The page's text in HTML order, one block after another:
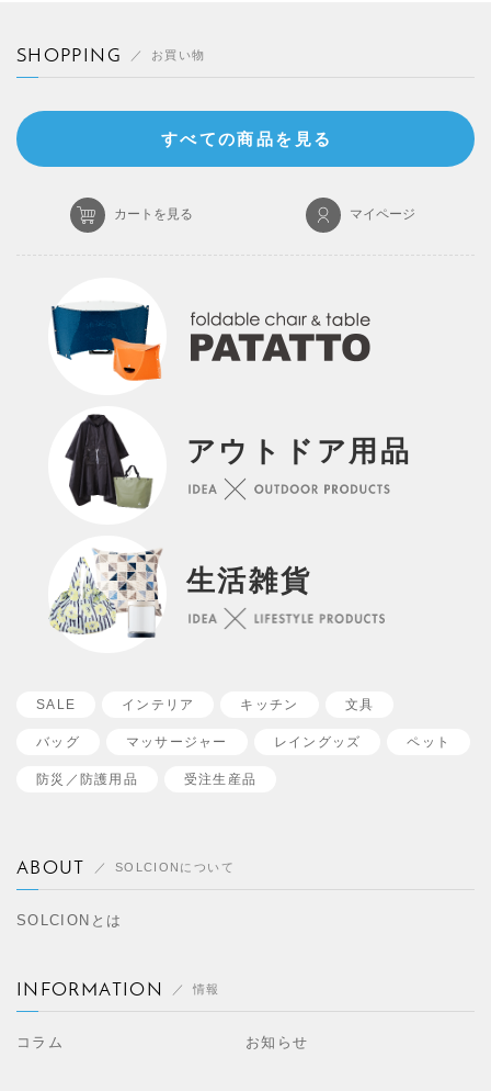
SHOPPING お買い物
すべての商品を見る
カートを見る マイページ
アウトドア用品
生活雑貨
SALE インテリア キッチン 文具
バッグ マッサージャー レイングッズ ペット
防災／ 防護用品 受注生産品
ABOUT SOLCIONについて
SOLCIONとは
INFORMATION 情報
コラム お知らせ